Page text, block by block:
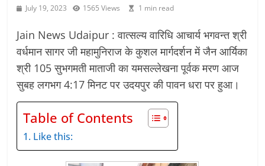
July 19, 2023 1565 Views 1 min read
Jain News Udaipur : वात्सल्य वारिधि आचार्य भगवन्त श्री
वर्धमान सागर जी महामुनिराज के कुशल मार्गदर्शन में जैन आर्यिका
श्री 105 सुभगमती माताजी का यमसल्लेखना पूर्वक मरण आज
सुबह लगभग 4:17 मिनट पर उदयपुर की पावन धरा पर हुआ।
Table of Contents
Like this: